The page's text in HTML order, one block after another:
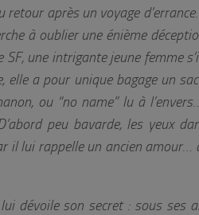
après un voyage
à oublier une énième
une intrigante jeune femme
elle a pour unique bagage un
ou “no name” lu à
peu bavarde, les yeux
il lui rappelle un ancien
dévoile son secret : sous ses